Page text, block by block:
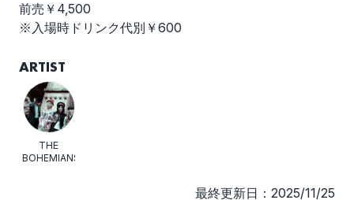
前売￥4,500
※入場時ドリンク代別￥600
ARTIST
THE
BOHEMIANS
最終更新日：2025/11/25